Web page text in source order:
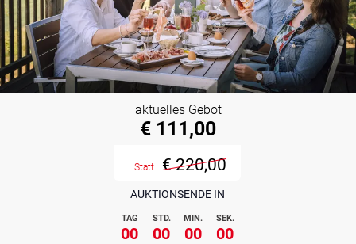
AUKTIONSENDE IN
TAG STD. MIN. SEK.
00 00 00 00
aktuelles Gebot
€ 111,00
Statt € 220,00